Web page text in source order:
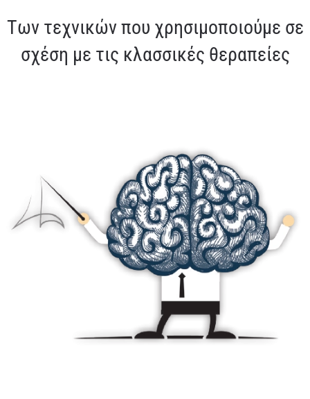
Tων τεχνικών που χρησιμοποιούμε σε
σχέση με τις κλασσικές θεραπείες